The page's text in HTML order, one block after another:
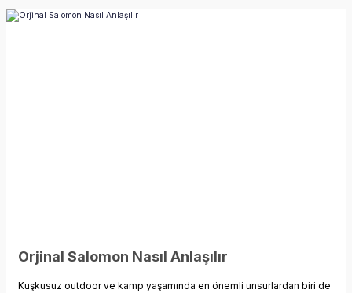
Orjinal Salomon Nasıl Anlaşılır
Kuşkusuz outdoor ve kamp yaşamında en önemli unsurlardan biri de